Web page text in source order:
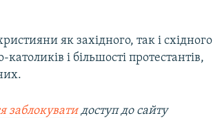
як західного, так і східного
і більшості протестантів,
заблокуватидоступ до сайту